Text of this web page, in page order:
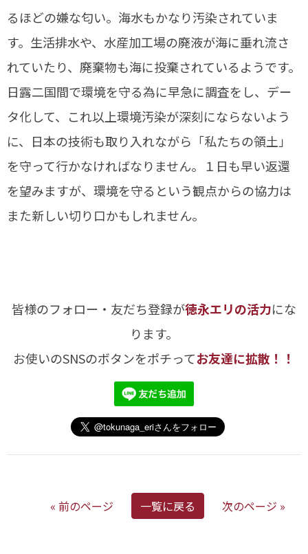
るほどの嫌な匂い。海水もかなり汚染されていま
す。生活排水や、水産加工場の廃液が海に垂れ流さ
れていたり、廃棄物も海に投棄されているようです。
日露二国間で環境を守る為に早急に調査をし、デー
タ化して、これ以上環境汚染が深刻にならないよう
に、日本の技術も取り入れながら「私たちの領土」
を守って行かなければなりません。１日も早い返還
を望みますが、環境を守るという観点からの協力は
また新しい切り口かもしれません。
皆様のフォロー・友だち登録が徳永エリの活力にな
ります。
お使いのSNSのボタンをポチってお友達に拡散！！
« 前のページ 一覧に戻る 次のページ »